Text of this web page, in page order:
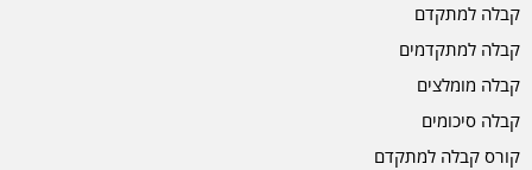
קבלה למתקדם
קבלה למתקדמים
קבלה מומלצים
קבלה סיכומים
קורס קבלה למתקדם